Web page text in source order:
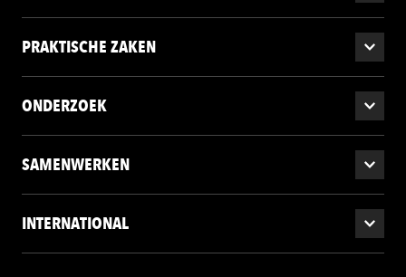
PRAKTISCHE ZAKEN
ONDERZOEK
SAMENWERKEN
INTERNATIONAL